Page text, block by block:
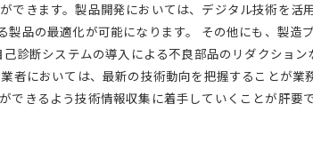
きます。製品開発においては、デジタル技術を活
品の最適化が可能になります。 その他にも、製造
診断システムの導入による不良部品のリダクション
者においては、最新の技術動向を把握することが業
きるよう技術情報収集に着手していくことが肝要で